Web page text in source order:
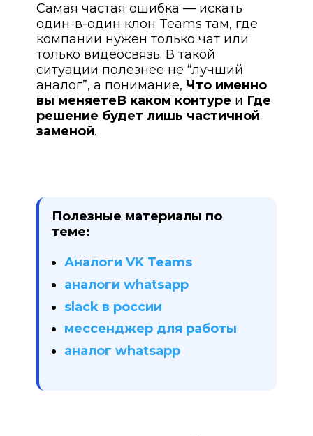
Самая частая ошибка — искать
один-в-один клон Teams там, где
компании нужен только чат или
только видеосвязь. В такой
ситуации полезнее не “лучший
аналог”, а понимание, Что именно
вы меняетеВ каком контуре и Где
решение будет лишь частичной
заменой.
Полезные материалы по
теме:
Аналоги VK Teams
аналоги whatsapp
slack в россии
мессенджер для работы
аналог whatsapp